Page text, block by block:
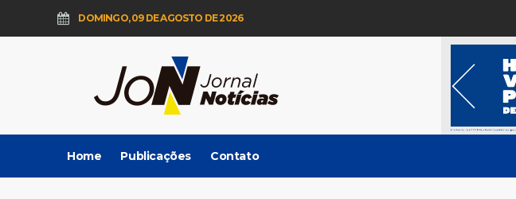
DOMINGO, 09 DE AGOSTO DE 2026
Home Publicações Contato